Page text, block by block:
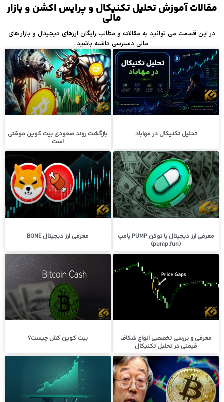
مقالات آموزش تحلیل تکنیکال و پرایس اکشن و بازار
مالی
در این قسمت می توانید به مقالات و مطالب رایگان ارزهای دیجیتال و بازار های
مالی دسترسی داشته باشید.
تحلیل تکنیکال در مهاباد
بازگشت روند صعودی بیت کوین موقتی
است
معرفی ارز دیجیتال یا توکن PUMP پامپ
(pump.fun)
معرفی ارز دیجیتال BONE
معرفی و بررسی تخصصی انواع شکاف
قیمتی در تحلیل تکنیکال
بیت کوین کش چیست؟